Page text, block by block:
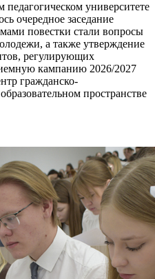
университете
очередное заседание
повестки стали вопросы
а также утверждение
регулирующих
кампанию 2026/2027
гражданско-
пространстве